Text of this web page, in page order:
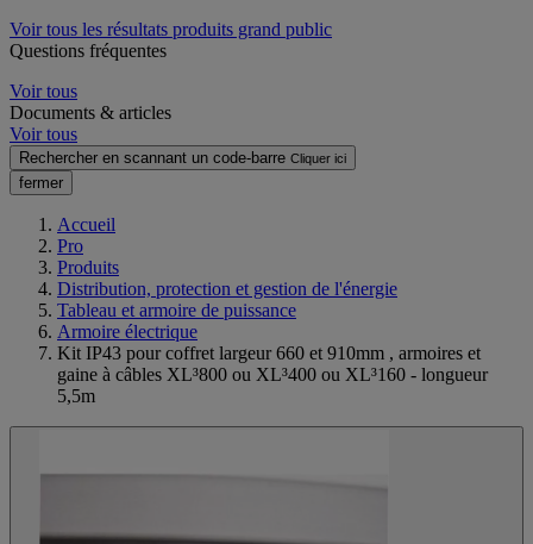
Voir tous les résultats produits grand public
Questions fréquentes
Voir tous
Documents & articles
Voir tous
Rechercher en scannant un code-barre Cliquer ici
fermer
Accueil
Pro
Produits
Distribution, protection et gestion de l'énergie
Tableau et armoire de puissance
Armoire électrique
Kit IP43 pour coffret largeur 660 et 910mm , armoires et
gaine à câbles XL³800 ou XL³400 ou XL³160 - longueur
5,5m